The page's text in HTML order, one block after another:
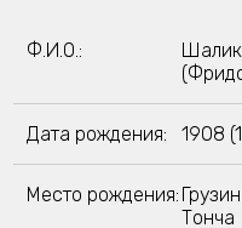
Ф.И.О.:
Дата рождения: 1908
Место рождения:
Тонча